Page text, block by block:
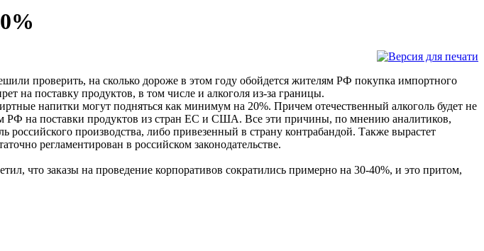
проверить, на сколько дороже в этом году обойдется жителям РФ покупка импортного
на поставку продуктов, в том числе и алкоголя из-за границы.
напитки могут подняться как минимум на 20%. Причем отечественный алкоголь будет не
РФ на поставки продуктов из стран ЕС и США. Все эти причины, по мнению аналитиков,
российского производства, либо привезенный в страну контрабандой. Также вырастет
регламентирован в российском законодательстве.
что заказы на проведение корпоративов сократились примерно на 30-40%, и это притом,